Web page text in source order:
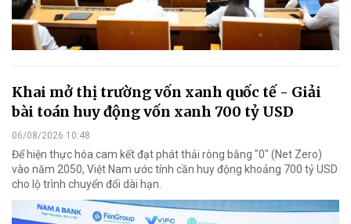
Khai mở thị trường vốn xanh quốc tế - Giải
bài toán huy động vốn xanh 700 tỷ USD
06/08/2026 10:48
Để hiện thực hóa cam kết đạt phát thải ròng bằng "0" (Net Zero)
vào năm 2050, Việt Nam ước tính cần huy động khoảng 700 tỷ USD
cho lộ trình chuyển đổi dài hạn.